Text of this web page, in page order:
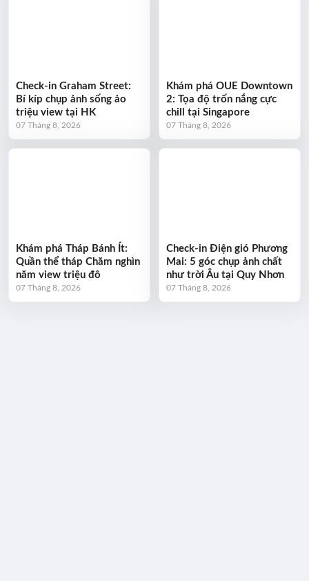
Check-in Graham Street:
Bí kíp chụp ảnh sống ảo
triệu view tại HK
07 Tháng 8, 2026
Khám phá OUE Downtown
2: Tọa độ trốn nắng cực
chill tại Singapore
07 Tháng 8, 2026
Khám phá Tháp Bánh Ít:
Quần thể tháp Chăm nghìn
năm view triệu đô
07 Tháng 8, 2026
Check-in Điện gió Phương
Mai: 5 góc chụp ảnh chất
như trời Âu tại Quy Nhơn
07 Tháng 8, 2026